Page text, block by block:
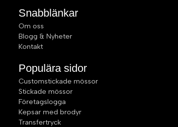
Snabblänkar
Om oss
Blogg & Nyheter
Kontakt
Populära sidor
Customstickade mössor
Stickade mössor
Företagslogga
Kepsar med brodyr
Transfertryck